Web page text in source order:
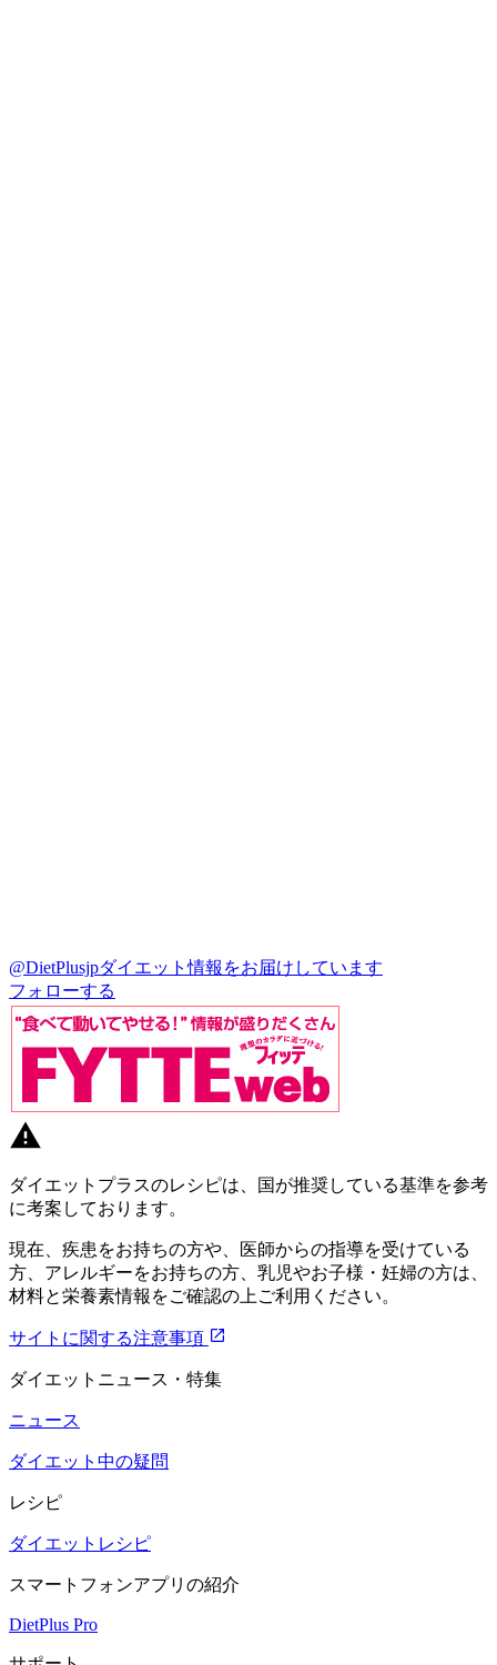
@DietPlusjpダイエット情報をお届けしています
フォローする
ダイエットプラスのレシピは、国が推奨している基準を参考
に考案しております。
現在、疾患をお持ちの方や、医師からの指導を受けている
方、アレルギーをお持ちの方、乳児やお子様・妊婦の方は、
材料と栄養素情報をご確認の上ご利用ください。
サイトに関する注意事項
ダイエットニュース・特集
ニュース
ダイエット中の疑問
レシピ
ダイエットレシピ
スマートフォンアプリの紹介
DietPlus Pro